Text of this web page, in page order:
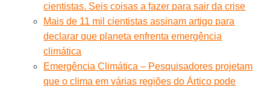
cientistas. Seis coisas a fazer para sair da crise
Mais de 11 mil cientistas assinam artigo para
declarar que planeta enfrenta emergência
climática
Emergência Climática – Pesquisadores projetam
que o clima em várias regiões do Ártico pode